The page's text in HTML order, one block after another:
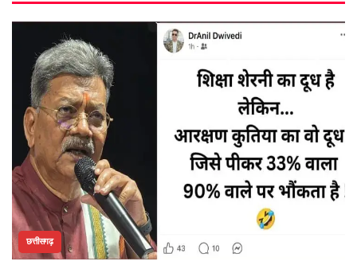
छत्तीसगढ़